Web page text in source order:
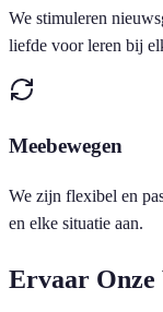
We stimuleren
liefde voor leren bij
Meebewegen
We zijn flexibel en
en elke situatie aan.
Ervaar